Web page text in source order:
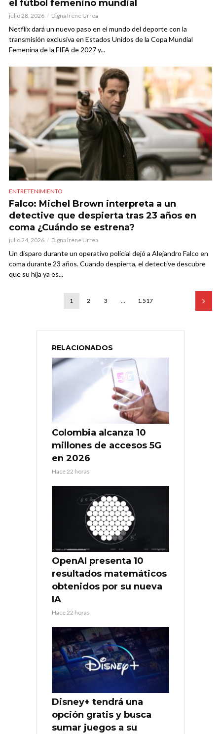
el fútbol femenino mundial
julio 28, 2026 Digna Irene Urrea
Netflix dará un nuevo paso en el mundo del deporte con la
transmisión exclusiva en Estados Unidos de la Copa Mundial
Femenina de la FIFA de 2027 y...
ENTRETENIMIENTO
Falco: Michel Brown interpreta a un
detective que despierta tras 23 años en
coma ¿Cuándo se estrena?
julio 24, 2026 Digna Irene Urrea
Un disparo durante un operativo policial dejó a Alejandro Falco en
coma durante 23 años. Cuando despierta, el detective descubre
que su hija ya es...
1 2 3 … 1.517
RELACIONADOS
Colombia alcanza 10
millones de accesos 5G
en 2026
Hace 22 horas
OpenAI presenta 10
resultados matemáticos
obtenidos por su nueva
IA
Hace 22 horas
Disney+ tendrá una
opción gratis y busca
sumar juegos a su